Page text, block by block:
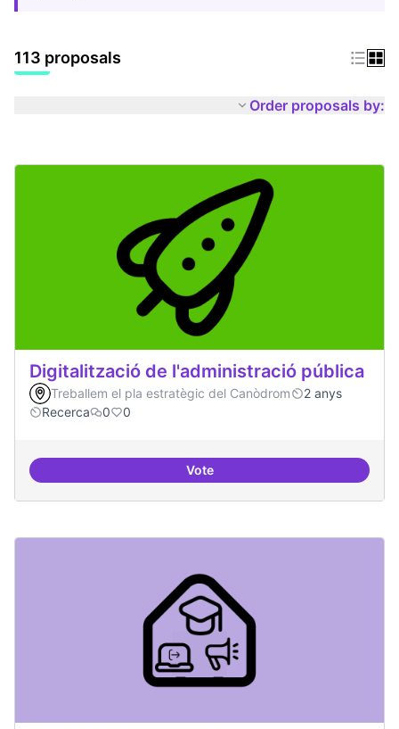
113 proposals
Order proposals by:
Digitalització de l'administració pública
Treballem el pla estratègic del Canòdrom
2 anys
Recerca
0 0
VoteDigitalització de l'administració